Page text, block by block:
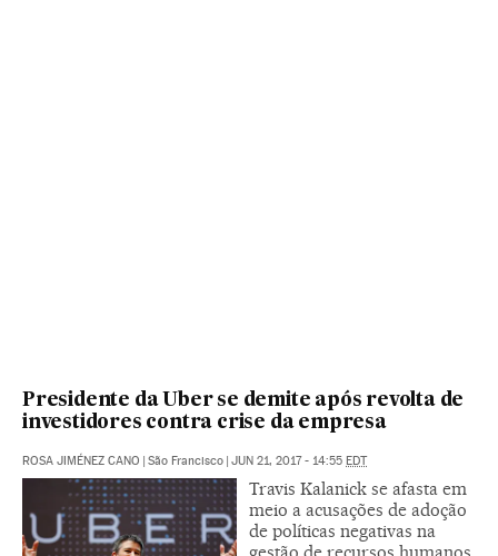
Presidente da Uber se demite após revolta de
investidores contra crise da empresa
ROSA JIMÉNEZ CANO São Francisco JUN 21, 2017 - 14:55 EDT
Travis Kalanick se afasta em
meio a acusações de adoção
de políticas negativas na